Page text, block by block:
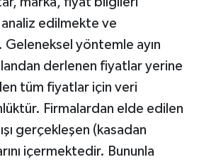
edilmekte ve
Geleneksel yöntemle ayın
derlenen fiyatlar yerine
tüm fiyatlar için veri
Firmalardan elde edilen
gerçekleşen (kasadan
içermektedir. Bununla